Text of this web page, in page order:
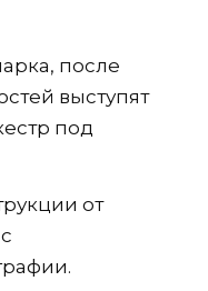
после
выступят
под
от